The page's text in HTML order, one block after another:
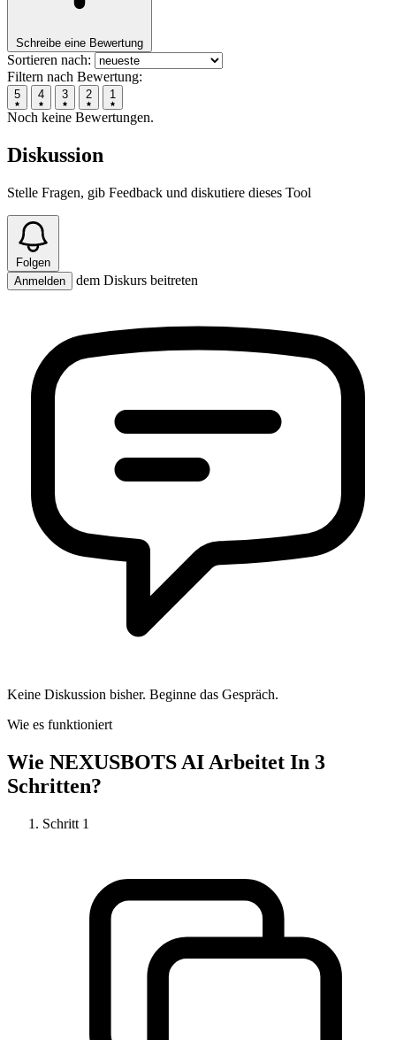
Schreibe eine Bewertung
Sortieren nach:
Filtern nach Bewertung:
5 4 3 2 1
Noch keine Bewertungen.
Diskussion
Stelle Fragen, gib Feedback und diskutiere dieses Tool
Folgen
Anmelden
dem Diskurs beitreten
Keine Diskussion bisher. Beginne das Gespräch.
Wie es funktioniert
Wie NEXUSBOTS AI Arbeitet In 3
Schritten?
Schritt 1